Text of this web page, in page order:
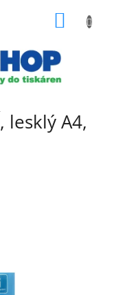
lesklý A4,